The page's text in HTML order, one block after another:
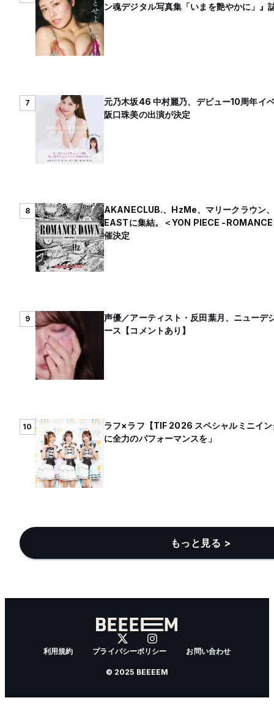
ン魂デジタル写真集「いまを艶やかに」』
7
元乃木坂46 中村麗乃、デビュー10周年イ
阪口珠美の出演が決定
8
AKANECLUB.、HzMe、マリークラウ
EASTに集結。＜YON PIECE -
催決定
9
声優／アーティスト・反田葉月、ニュー
ース【コメントあり】
10
ラフ×ラフ【TIF 2026 スペシャルミニイ
に全力のパフォーマンスを」
もっと見る >
利用規約 プライバシーポリシー お問い合わせ
© 2025 BEEEEM